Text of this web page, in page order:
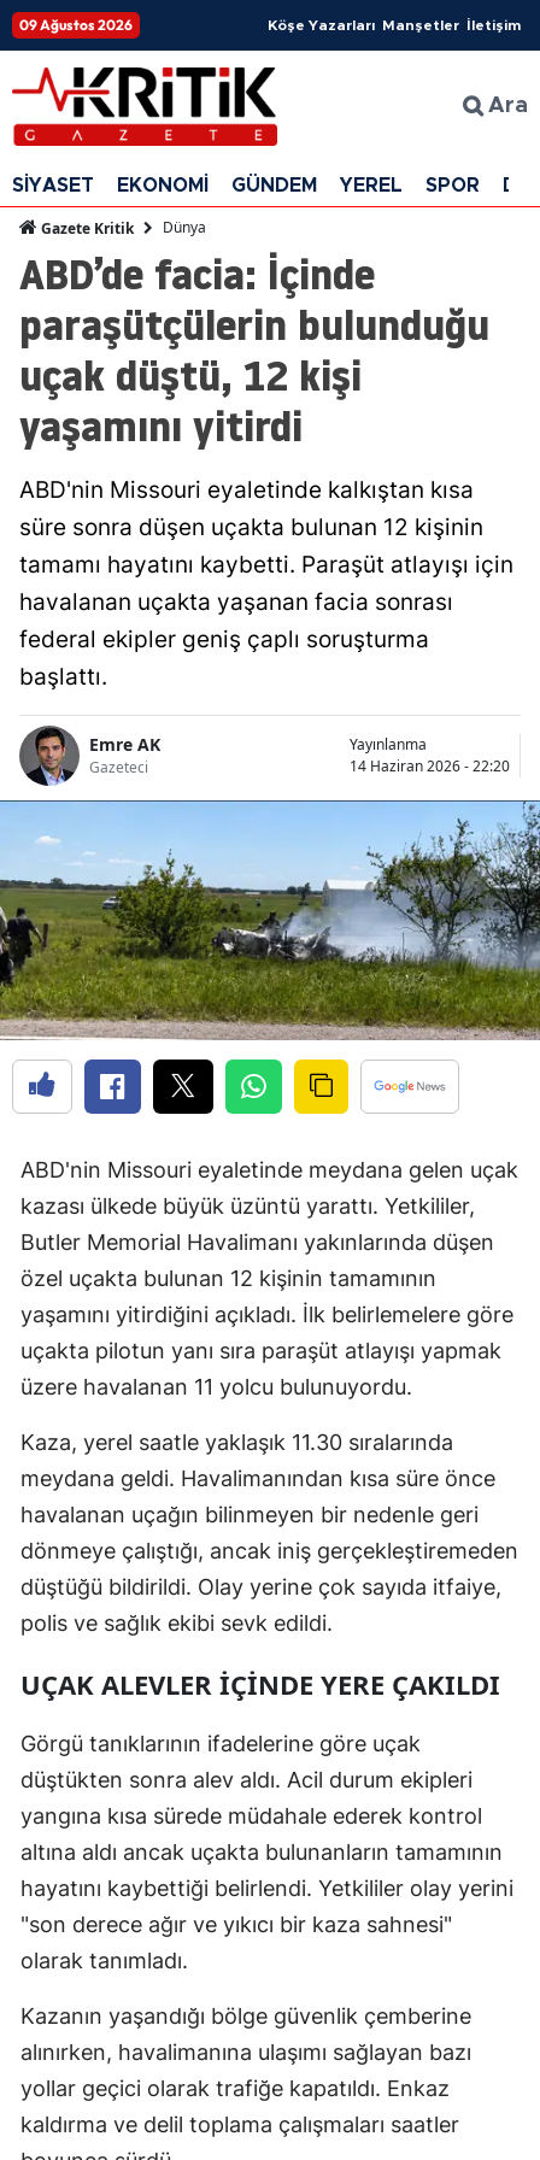
09 Ağustos 2026 Köşe Yazarları Manşetler İletişim
Ara
SİYASET EKONOMİ GÜNDEM YEREL SPOR
Gazete Kritik Dünya
ABD’de facia: İçinde
paraşütçülerin bulunduğu
uçak düştü, 12 kişi
yaşamını yitirdi
ABD'nin Missouri eyaletinde kalkıştan kısa
süre sonra düşen uçakta bulunan 12 kişinin
tamamı hayatını kaybetti. Paraşüt atlayışı için
havalanan uçakta yaşanan facia sonrası
federal ekipler geniş çaplı soruşturma
başlattı.
Emre AK
Gazeteci
Yayınlanma
14 Haziran 2026 - 22:20
ABD'nin Missouri eyaletinde meydana gelen uçak
kazası ülkede büyük üzüntü yarattı. Yetkililer,
Butler Memorial Havalimanı yakınlarında düşen
özel uçakta bulunan 12 kişinin tamamının
yaşamını yitirdiğini açıkladı. İlk belirlemelere göre
uçakta pilotun yanı sıra paraşüt atlayışı yapmak
üzere havalanan 11 yolcu bulunuyordu.
Kaza, yerel saatle yaklaşık 11.30 sıralarında
meydana geldi. Havalimanından kısa süre önce
havalanan uçağın bilinmeyen bir nedenle geri
dönmeye çalıştığı, ancak iniş gerçekleştiremeden
düştüğü bildirildi. Olay yerine çok sayıda itfaiye,
polis ve sağlık ekibi sevk edildi.
UÇAK ALEVLER İÇINDE YERE ÇAKILDI
Görgü tanıklarının ifadelerine göre uçak
düştükten sonra alev aldı. Acil durum ekipleri
yangına kısa sürede müdahale ederek kontrol
altına aldı ancak uçakta bulunanların tamamının
hayatını kaybettiği belirlendi. Yetkililer olay yerini
"son derece ağır ve yıkıcı bir kaza sahnesi"
olarak tanımladı.
Kazanın yaşandığı bölge güvenlik çemberine
alınırken, havalimanına ulaşımı sağlayan bazı
yollar geçici olarak trafiğe kapatıldı. Enkaz
kaldırma ve delil toplama çalışmaları saatler